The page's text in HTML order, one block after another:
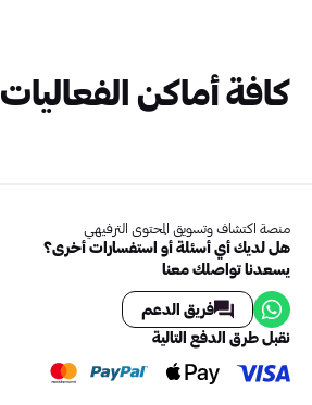
كافة أماكن الفعاليات
منصة اكتشاف وتسويق المحتوى الترفيهي
هل لديك أي أسئلة أو استفسارات أخرى؟
يسعدنا تواصلك معنا
فريق الدعم
نقبل طرق الدفع التالية